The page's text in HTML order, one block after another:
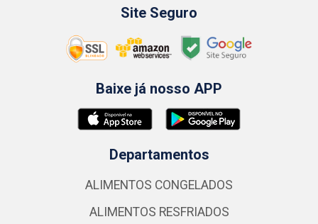
Site Seguro
Baixe já nosso APP
Departamentos
ALIMENTOS CONGELADOS
ALIMENTOS RESFRIADOS